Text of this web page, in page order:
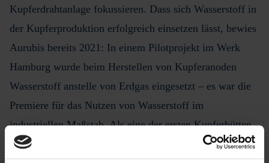
Kupferdrahtanlage fokussieren. Dass sich Wasserstoff in
der Kupferproduktion erfolgreich einsetzen lässt, bewies
Aurubis bereits 2021: In einem Pilotprojekt im Werk
Hamburg wurde beim Herstellen von Kupferanoden
Wasserstoff anstelle von Erdgas eingesetzt – es war die
Premiere für das Nutzen von Wasserstoff im
industriellen Maßstab. Als eine der ersten Kupferhütten
weltweit kann das Hamburger Werk zudem künftig